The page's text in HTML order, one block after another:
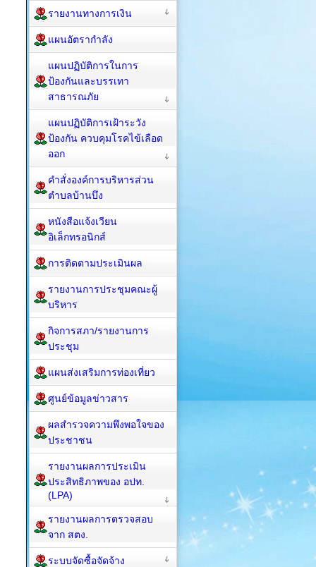
รายงานทางการเงิน
แผนอัตรากำลัง
แผนปฏิบัติการในการ
ป้องกันและบรรเทา
สาธารณภัย
แผนปฏิบัติการเฝ้าระวัง
ป้องกัน ควบคุมโรคไข้เลือด
ออก
คำสั่งองค์การบริหารส่วน
ตำบลบ้านบึง
หนังสือแจ้งเวียน
อิเล็กทรอนิกส์
การติดตามประเมินผล
รายงานการประชุมคณะผู้
บริหาร
กิจการสภา/รายงานการ
ประชุม
แผนส่งเสริมการท่องเที่ยว
ศูนย์ข้อมูลข่าวสาร
ผลสำรวจความพึงพอใจของ
ประชาชน
รายงานผลการประเมิน
ประสิทธิภาพของ อปท.
(LPA)
รายงานผลการตรวจสอบ
จาก สตง.
ระบบจัดซื้อจัดจ้าง